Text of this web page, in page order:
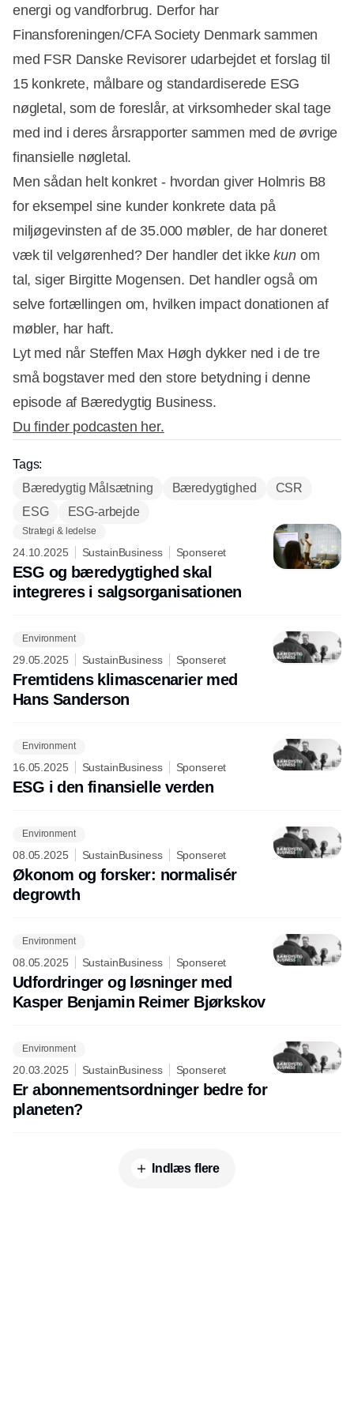
energi og vandforbrug. Derfor har
Finansforeningen/CFA Society Denmark sammen
med FSR Danske Revisorer udarbejdet et forslag til
15 konkrete, målbare og standardiserede ESG
nøgletal, som de foreslår, at virksomheder skal tage
med ind i deres årsrapporter sammen med de øvrige
finansielle nøgletal.
Men sådan helt konkret - hvordan giver Holmris B8
for eksempel sine kunder konkrete data på
miljøgevinsten af de 35.000 møbler, de har doneret
væk til velgørenhed? Der handler det ikkekun om
tal, siger Birgitte Mogensen. Det handler også om
selve fortællingen om, hvilken impact donationen af
møbler, har haft.
Lyt med når Steffen Max Høgh dykker ned i de tre
små bogstaver med den store betydning i denne
episode af Bæredygtig Business.
Du finder podcasten her.
Tags:
Bæredygtig Målsætning
Bæredygtighed
CSR
ESG
ESG-arbejde
Strategi & ledelse
24.10.2025 SustainBusiness Sponseret
ESG og bæredygtighed skal
integreres i salgsorganisationen
Environment
29.05.2025 SustainBusiness Sponseret
Fremtidens klimascenarier med
Hans Sanderson
Environment
16.05.2025 SustainBusiness Sponseret
ESG i den finansielle verden
Environment
08.05.2025 SustainBusiness Sponseret
Økonom og forsker: normalisér
degrowth
Environment
08.05.2025 SustainBusiness Sponseret
Udfordringer og løsninger med
Kasper Benjamin Reimer Bjørkskov
Environment
20.03.2025 SustainBusiness Sponseret
Er abonnementsordninger bedre for
planeten?
Indlæs flere